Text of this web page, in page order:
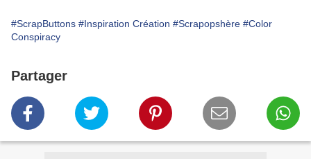
#ScrapButtons #Inspiration Création #Scrapopshère #Color
Conspiracy
Partager